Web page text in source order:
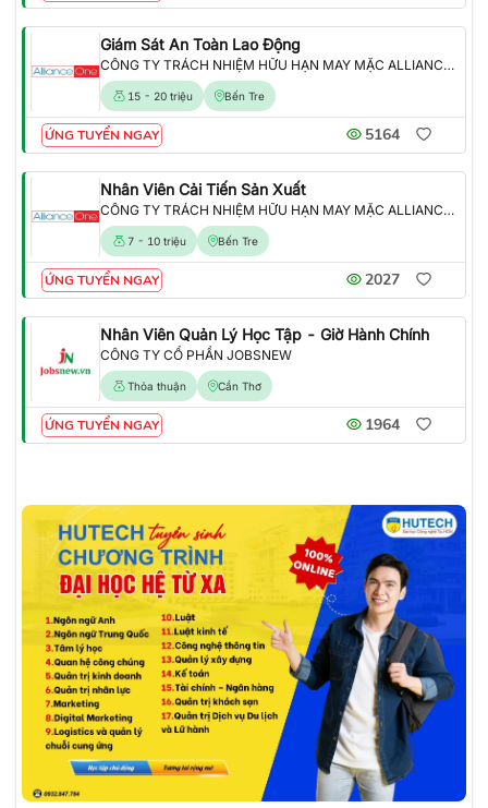
Giám Sát An Toàn Lao Động
CÔNG TY TRÁCH NHIỆM HỮU HẠN MAY MẶC ALLIANCE ONE
15 - 20 triệu Bến Tre
ỨNG TUYỂN NGAY 5164
Nhân Viên Cải Tiến Sản Xuất
CÔNG TY TRÁCH NHIỆM HỮU HẠN MAY MẶC ALLIANCE ONE
7 - 10 triệu Bến Tre
ỨNG TUYỂN NGAY 2027
Nhân Viên Quản Lý Học Tập - Giờ Hành Chính
CÔNG TY CỔ PHẦN JOBSNEW
Thỏa thuận Cần Thơ
ỨNG TUYỂN NGAY 1964